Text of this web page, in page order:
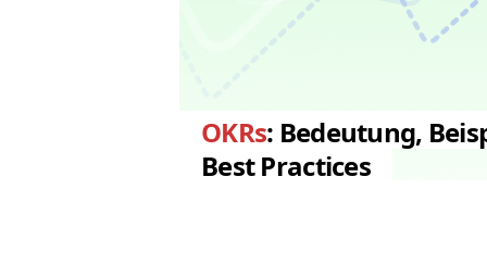
OKRs: Bedeutung,
Best Practices